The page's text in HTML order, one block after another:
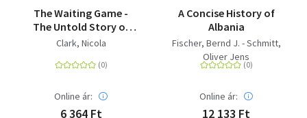
The Waiting Game -
The Untold Story of
the Women Who
Queens
Clark, Nicola
Online ár:
6 364 Ft
A Concise History of
Albania
Fischer, Bernd J. - Schmitt,
Oliver Jens
Online ár:
12 133 Ft